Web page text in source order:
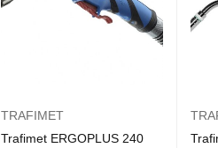
TRAFIMET
Trafimet ERGOPLUS 240